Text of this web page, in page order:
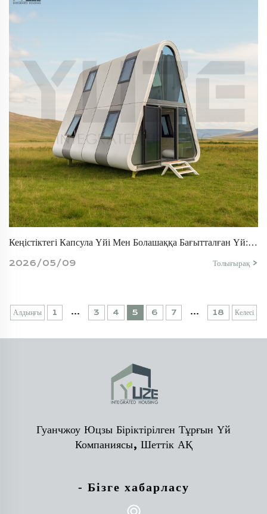
Кеңістіктегі Капсула Үйі Мен Болашаққа Бағытталған Үй: Негізгі Артықшылықтар
2026/05/09 Толығырақ >
Алдыңғы 1 ... 3 4 5 6 7 ... 18 Келесі
Гуанчжоу Юцзы Біріктірілген Тұрғын Үй
Компаниясы, Шеттік АҚ
- Бізге хабарласу